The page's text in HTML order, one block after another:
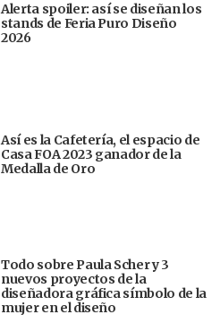
Alerta spoiler: así se diseñan los
stands de Feria Puro Diseño
2026
Así es la Cafetería, el espacio de
Casa FOA 2023 ganador de la
Medalla de Oro
Todo sobre Paula Scher y 3
nuevos proyectos de la
diseñadora gráfica símbolo de la
mujer en el diseño